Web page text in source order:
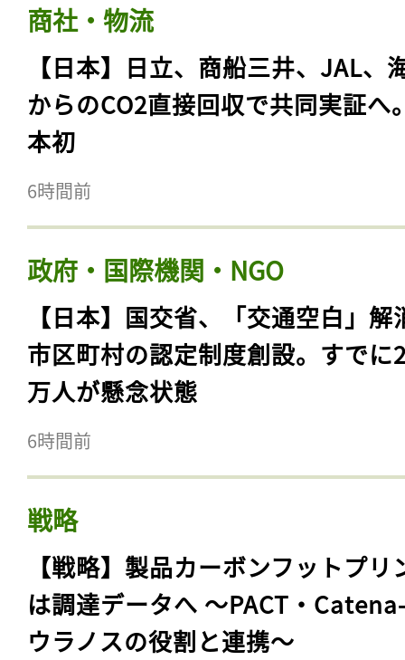
商社・物流
【日本】日立、商船三井、JAL、
からのCO2直接回収で共同実証へ
本初
6時間前
政府・国際機関・NGO
【日本】国交省、「交通空白」解
市区町村の認定制度創設。すでに
万人が懸念状態
6時間前
戦略
【戦略】製品カーボンフットプリ
は調達データへ 〜PACT・
ウラノスの役割と連携〜